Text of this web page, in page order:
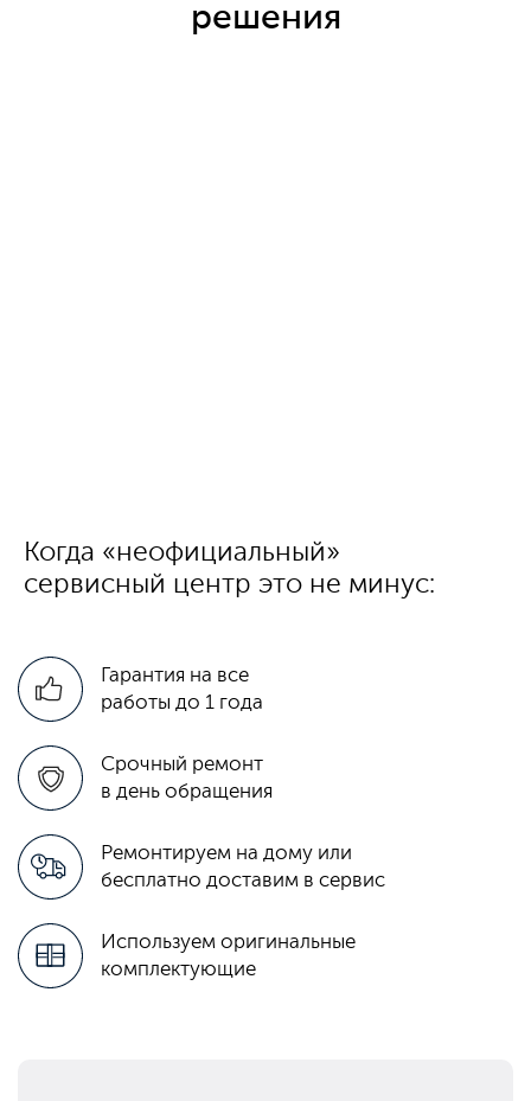
решения
Когда «неофициальный»
сервисный центр это не минус:
Гарантия на все
работы до 1 года
Срочный ремонт
в день обращения
Ремонтируем на дому или
бесплатно доставим в сервис
Используем оригинальные
комплектующие